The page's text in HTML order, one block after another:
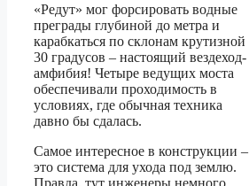
«Редут» мог форсировать водные
преграды глубиной до метра и
карабкаться по склонам крутизной
30 градусов – настоящий вездеход-
амфибия! Четыре ведущих моста
обеспечивали проходимость в
условиях, где обычная техника
давно бы сдалась.
Самое интересное в конструкции –
это система для ухода под землю.
Правда, тут инженеры немного